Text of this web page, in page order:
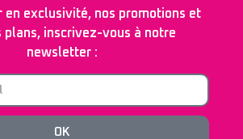
en exclusivité, nos promotions et
plans, inscrivez-vous à notre
newsletter :
OK